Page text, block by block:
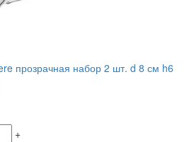
прозрачная набор 2 шт. d 8 см h6
+